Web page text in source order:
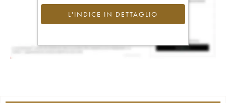
L'INDICE IN DETTAGLIO